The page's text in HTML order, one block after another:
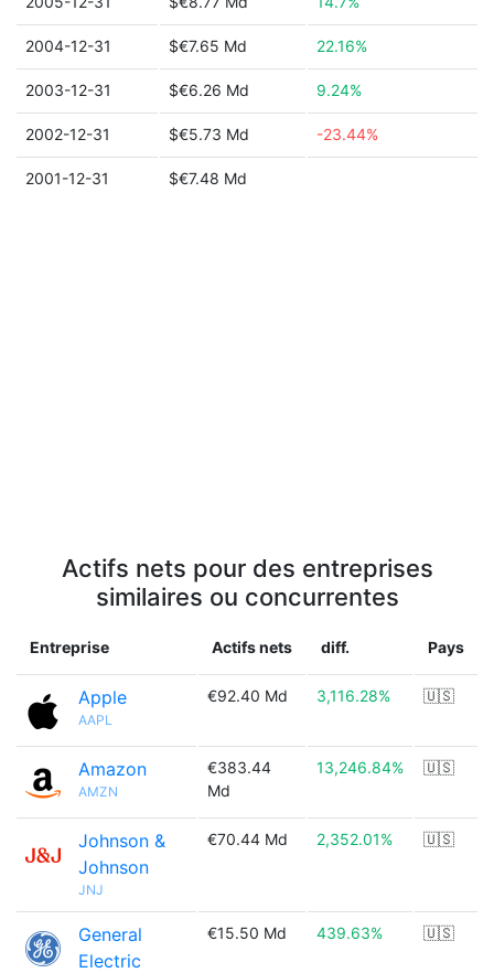
2004-12-31 $€7.65 Md 22.16%
2003-12-31 $€6.26 Md 9.24%
2002-12-31 $€5.73 Md -23.44%
2001-12-31 $€7.48 Md
Actifs nets pour des entreprises
similaires ou concurrentes
Entreprise Actifs nets diff. Pays
Apple
AAPL
€92.40 Md 3,116.28% 🇺🇸
Amazon
AMZN
€383.44
Md
13,246.84% 🇺🇸
Johnson &
Johnson
JNJ
€70.44 Md 2,352.01% 🇺🇸
General
Electric
€15.50 Md 439.63% 🇺🇸